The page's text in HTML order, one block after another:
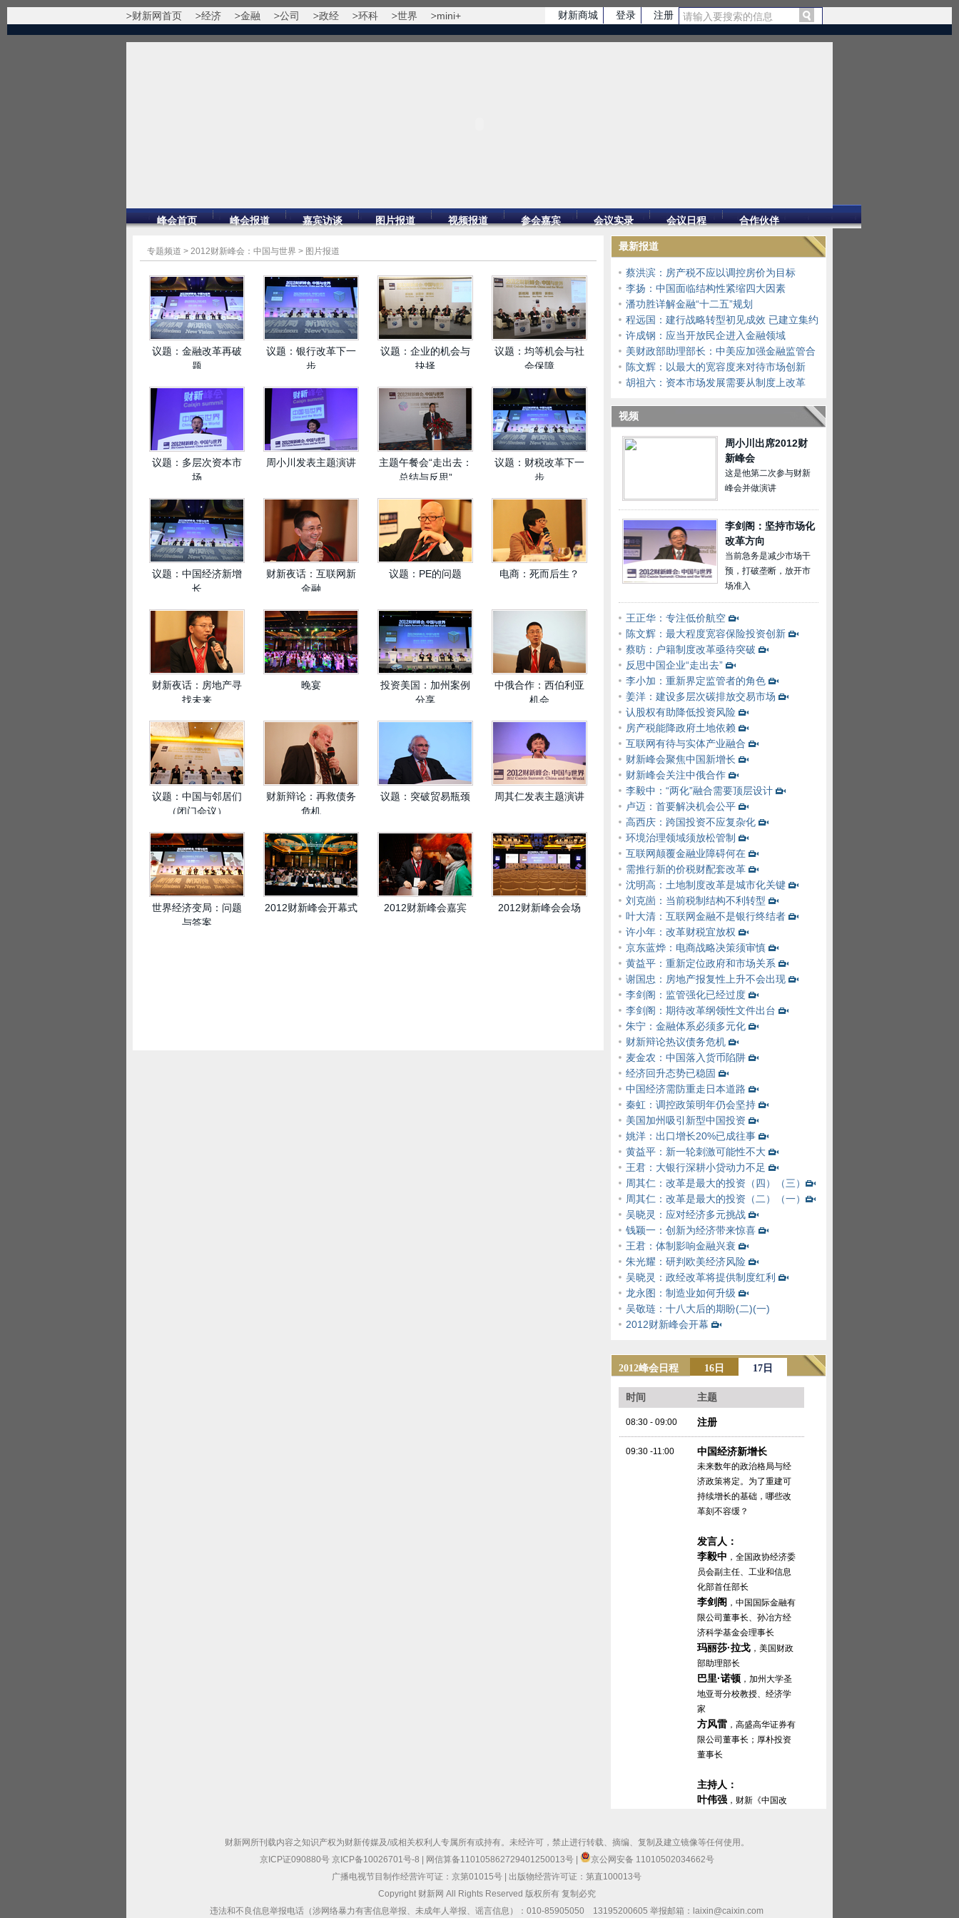
财新商城 登录 注册
财新网首页 经济 金融 公司 政经 环科 世界 mini+
峰会首页 峰会报道 嘉宾访谈 图片报道 视频报道 参会嘉宾 会议实录 会议日程 合作伙伴
专题频道 > 2012财新峰会：中国与世界 > 图片报道
议题：金融改革再破
题
议题：银行改革下一
步
议题：企业的机会与
抉择
议题：均等机会与社
会保障
议题：多层次资本市
场
周小川发表主题演讲
主题午餐会“走出去：
总结与反思”
议题：财税改革下一
步
议题：中国经济新增
长
财新夜话：互联网新
金融
议题：PE的问题 电商：死而后生？
财新夜话：房地产寻
找未来
晚宴
投资美国：加州案例
分享
中俄合作：西伯利亚
机会
议题：中国与邻居们
（闭门会议）
财新辩论：再救债务
危机
议题：突破贸易瓶颈 周其仁发表主题演讲
世界经济变局：问题
与答案
2012财新峰会开幕式 2012财新峰会嘉宾 2012财新峰会会场
最新报道
蔡洪滨：房产税不应以调控房价为目标
李扬：中国面临结构性紧缩四大因素
潘功胜详解金融“十二五”规划
程远国：建行战略转型初见成效 已建立集约
化平台
许成钢：应当开放民企进入金融领域
美财政部助理部长：中美应加强金融监管合
作
陈文辉：以最大的宽容度来对待市场创新
胡祖六：资本市场发展需要从制度上改革
视频
周小川出席2012财
新峰会
这是他第二次参与财新
峰会并做演讲
李剑阁：坚持市场化
改革方向
当前急务是减少市场干
预，打破垄断，放开市
场准入
王正华：专注低价航空
陈文辉：最大程度宽容保险投资创新
蔡昉：户籍制度改革亟待突破
反思中国企业“走出去”
李小加：重新界定监管者的角色
姜洋：建设多层次碳排放交易市场
认股权有助降低投资风险
房产税能降政府土地依赖
互联网有待与实体产业融合
财新峰会聚焦中国新增长
财新峰会关注中俄合作
李毅中：“两化”融合需要顶层设计
卢迈：首要解决机会公平
高西庆：跨国投资不应复杂化
环境治理领域须放松管制
互联网颠覆金融业障碍何在
需推行新的价税财配套改革
沈明高：土地制度改革是城市化关键
刘克崮：当前税制结构不利转型
叶大清：互联网金融不是银行终结者
许小年：改革财税宜放权
京东蓝烨：电商战略决策须审慎
黄益平：重新定位政府和市场关系
谢国忠：房地产报复性上升不会出现
李剑阁：监管强化已经过度
李剑阁：期待改革纲领性文件出台
朱宁：金融体系必须多元化
财新辩论热议债务危机
麦金农：中国落入货币陷阱
经济回升态势已稳固
中国经济需防重走日本道路
秦虹：调控政策明年仍会坚持
美国加州吸引新型中国投资
姚洋：出口增长20%已成往事
黄益平：新一轮刺激可能性不大
王君：大银行深耕小贷动力不足
周其仁：改革是最大的投资（四）
（三）
周其仁：改革是最大的投资（二）
（一）
吴晓灵：应对经济多元挑战
钱颖一：创新为经济带来惊喜
王君：体制影响金融兴衰
朱光耀：研判欧美经济风险
吴晓灵：政经改革将提供制度红利
龙永图：制造业如何升级
吴敬琏：十八大后的期盼(二)(一)
2012财新峰会开幕
2012峰会日程 16日 17日
时间 主题
08:30 - 09:00 注册
09:30 -11:00 中国经济新增长
未来数年的政治格局与经
济政策将定。为了重建可
持续增长的基础，哪些改
革刻不容缓？
发言人：
李毅中 ，全国政协经济委
员会副主任、工业和信息
化部首任部长
李剑阁 ，中国国际金融有
限公司董事长、孙冶方经
济科学基金会理事长
玛丽莎·拉戈 ，美国财政
部助理部长
巴里·诺顿 ，加州大学圣
地亚哥分校教授、经济学
家
方风雷 ，高盛高华证券有
限公司董事长；厚朴投资
董事长
主持人：
叶伟强 ，财新《中国改
11:00 -12:30
财新网所刊载内容之知识产权为财新传媒及/或相关权利人专属所有或持有。未经许可，禁止进行转载、摘编、复制及建立镜像等任何使用。
京ICP证090880号 京ICP备10026701号-8 网信算备110105862729401250013号
京公网安备 11010502034662号
广播电视节目制作经营许可证：京第01015号
出版物经营许可证：第直100013号
Copyright 财新网 All Rights Reserved 版权所有 复制必究
违法和不良信息举报电话（涉网络暴力有害信息举报、未成年人举报、谣言信息）：010-85905050 13195200605 举报邮箱：laixin@caixin.com